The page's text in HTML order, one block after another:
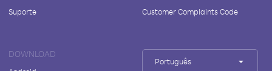
Suporte
Customer Complaints Code
DOWNLOAD
Português